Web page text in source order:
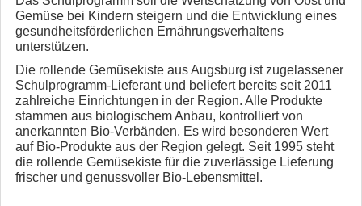
Gemüse bei Kindern steigern und die Entwicklung eines
gesundheitsförderlichen Ernährungsverhaltens
unterstützen.
Die rollende Gemüsekiste aus Augsburg ist zugelassener
Schulprogramm-Lieferant und beliefert bereits seit 2011
zahlreiche Einrichtungen in der Region. Alle Produkte
stammen aus biologischem Anbau, kontrolliert von
anerkannten Bio-Verbänden. Es wird besonderen Wert
auf Bio-Produkte aus der Region gelegt. Seit 1995 steht
die rollende Gemüsekiste für die zuverlässige Lieferung
frischer und genussvoller Bio-Lebensmittel.